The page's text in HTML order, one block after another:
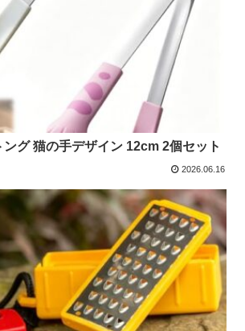
グ 猫の手デザイン 12cm 2個セット
2026.06.16